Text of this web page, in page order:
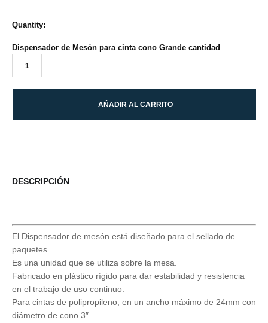
Quantity:
Dispensador de Mesón para cinta cono Grande cantidad
AÑADIR AL CARRITO
DESCRIPCIÓN
El Dispensador de mesón está diseñado para el sellado de
paquetes.
Es una unidad que se utiliza sobre la mesa.
Fabricado en plástico rígido para dar estabilidad y resistencia
en el trabajo de uso continuo.
Para cintas de polipropileno, en un ancho máximo de 24mm con
diámetro de cono 3″